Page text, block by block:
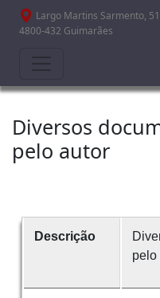
Passar para o conteúdo
Largo Martins Sarmento,
4800-432 Guimarães
Diversos
pelo autor
Descrição
pelo